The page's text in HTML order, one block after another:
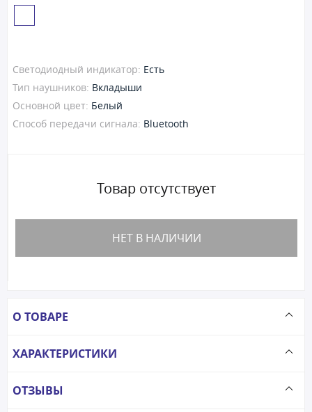
Светодиодный индикатор: Есть
Тип наушников: Вкладыши
Основной цвет: Белый
Способ передачи сигнала: Bluetooth
Товар отсутствует
НЕТ В НАЛИЧИИ
О ТОВАРЕ
ХАРАКТЕРИСТИКИ
ОТЗЫВЫ